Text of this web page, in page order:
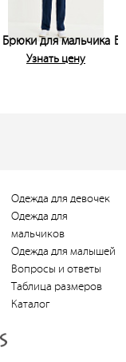
Брюки для мальчика
Узнать цену
Одежда для девочек
Одежда для
мальчиков
Одежда для малышей
Вопросы и ответы
Таблица размеров
Каталог